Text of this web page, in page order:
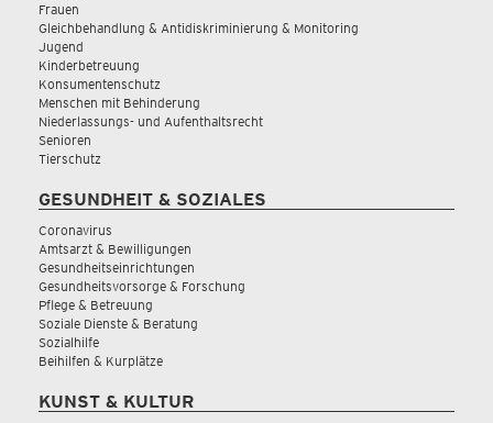
Frauen
Gleichbehandlung & Antidiskriminierung & Monitoring
Jugend
Kinderbetreuung
Konsumentenschutz
Menschen mit Behinderung
Niederlassungs- und Aufenthaltsrecht
Senioren
Tierschutz
GESUNDHEIT & SOZIALES
Coronavirus
Amtsarzt & Bewilligungen
Gesundheitseinrichtungen
Gesundheitsvorsorge & Forschung
Pflege & Betreuung
Soziale Dienste & Beratung
Sozialhilfe
Beihilfen & Kurplätze
KUNST & KULTUR